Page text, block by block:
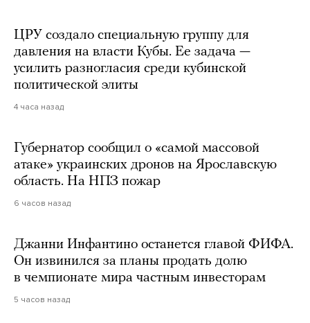
ЦРУ создало специальную группу для
давления на власти Кубы. Ее задача —
усилить разногласия среди кубинской
политической элиты
4 часа назад
Губернатор сообщил о «самой массовой
атаке» украинских дронов на Ярославскую
область. На НПЗ пожар
6 часов назад
Джанни Инфантино останется главой ФИФА.
Он извинился за планы продать долю
в чемпионате мира частным инвесторам
5 часов назад